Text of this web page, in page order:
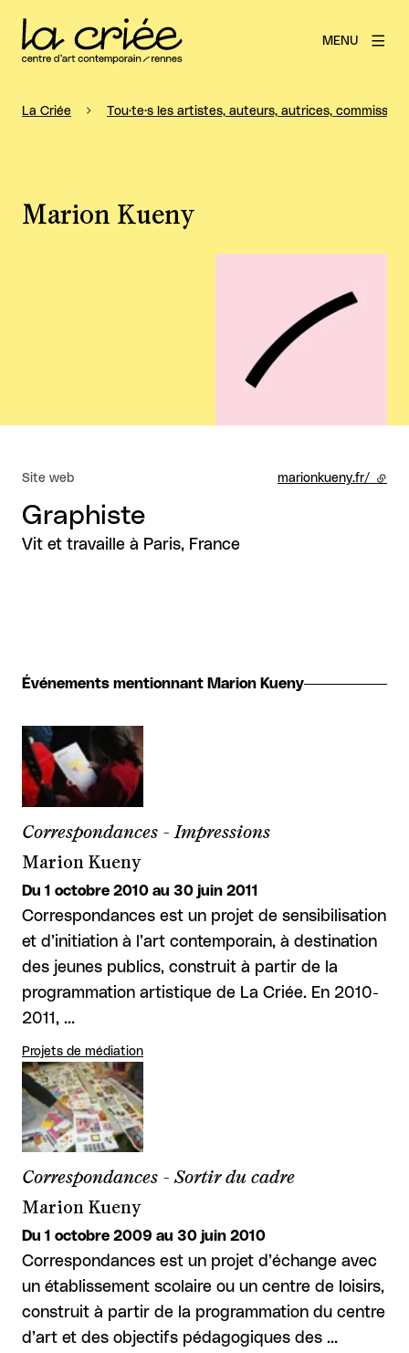
MENU
La Criée Tou·te·s les artistes, auteurs, autrices,
Marion Kueny
Site web marionkueny.fr/ - lien
Graphiste
Vit et travaille à Paris, France
Événements mentionnant Marion Kueny
Correspondances - Impressions
Marion Kueny
Du 1 octobre 2010 au 30 juin 2011
Correspondances est un projet de sensibilisation
et d’initiation à l’art contemporain, à destination
des jeunes publics, construit à partir de la
programmation artistique de La Criée. En 2010-
2011, …
Projets de médiation
Correspondances - Sortir du cadre
Marion Kueny
Du 1 octobre 2009 au 30 juin 2010
Correspondances est un projet d’échange avec
un établissement scolaire ou un centre de loisirs,
construit à partir de la programmation du centre
d’art et des objectifs pédagogiques des …